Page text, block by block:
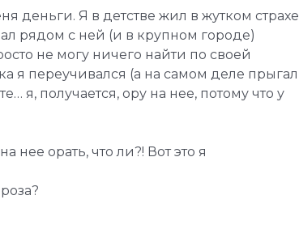
деньги. Я в детстве жил в жутком страхе
рядом с ней (и в крупном городе)
не могу ничего найти по своей
я переучивался (а на самом деле прыгал
я, получается, ору на нее, потому что у
нее орать, что ли?! Вот это я